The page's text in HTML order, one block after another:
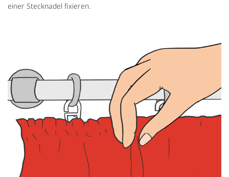
einer Stecknadel fixieren.